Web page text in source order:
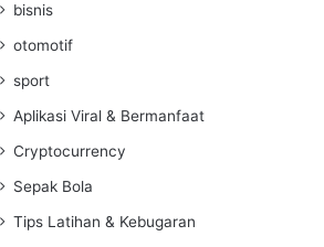
bisnis
otomotif
sport
Aplikasi Viral & Bermanfaat
Cryptocurrency
Sepak Bola
Tips Latihan & Kebugaran